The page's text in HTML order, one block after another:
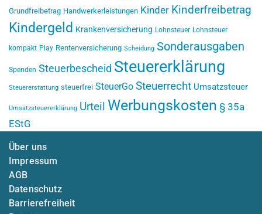
Grundfreibetrag Handwerkerleistungen Kinder Kinderfreibetrag
Kindergeld Krankenversicherung Lohnsteuer Lohnsteuer
kompakt Play Rentenversicherung Scheidung Sonderausgaben
Spenden Steuerbescheid Steuererklärung
Steuererstattung steuerfrei SteuerGo Steuerrecht Umsatzsteuer
Umsatzsteuererklärung Urteil Werbungskosten § 35a
EStG
Über uns
Impressum
AGB
Datenschutz
Barrierefreiheit